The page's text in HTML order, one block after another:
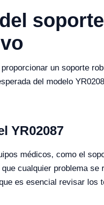
un soporte
del modelo
YR02087
médicos, como el
cualquier problema
es esencial revisar